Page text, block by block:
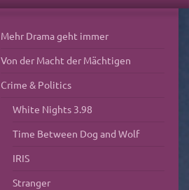
Mehr Drama geht immer
Von der Macht der Mächtigen
Crime & Politics
White Nights 3.98
Time Between Dog and Wolf
IRIS
Stranger